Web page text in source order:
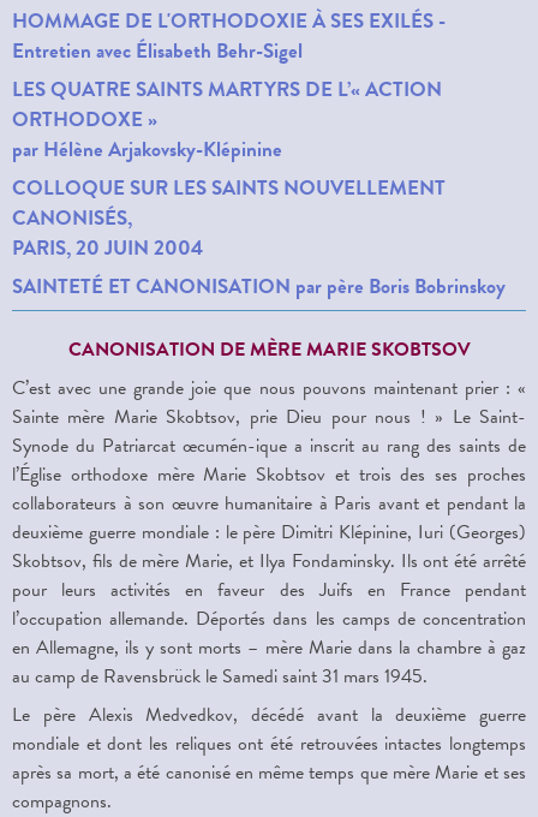
HOMMAGE DE L'ORTHODOXIE À SES EXILÉS -
Entretien avec Élisabeth Behr-Sigel
LES QUATRE SAINTS MARTYRS DE L’« ACTION
ORTHODOXE »
par Hélène Arjakovsky-Klépinine
COLLOQUE SUR LES SAINTS NOUVELLEMENT
CANONISÉS,
PARIS, 20 JUIN 2004
SAINTETÉ ET CANONISATION par père Boris Bobrinskoy
CANONISATION DE MÈRE MARIE SKOBTSOV
C’est avec une grande joie que nous pouvons maintenant prier : «
Sainte mère Marie Skobtsov, prie Dieu pour nous ! » Le Saint-
Synode du Patriarcat œcumén-ique a inscrit au rang des saints de
l’Église orthodoxe mère Marie Skobtsov et trois des ses proches
collaborateurs à son œuvre humanitaire à Paris avant et pendant la
deuxième guerre mondiale : le père Dimitri Klépinine, Iuri (Georges)
Skobtsov, fils de mère Marie, et Ilya Fondaminsky. Ils ont été arrêté
pour leurs activités en faveur des Juifs en France pendant
l’occupation allemande. Déportés dans les camps de concentration
en Allemagne, ils y sont morts – mère Marie dans la chambre à gaz
au camp de Ravensbrück le Samedi saint 31 mars 1945.
Le père Alexis Medvedkov, décédé avant la deuxième guerre
mondiale et dont les reliques ont été retrouvées intactes longtemps
après sa mort, a été canonisé en même temps que mère Marie et ses
compagnons.